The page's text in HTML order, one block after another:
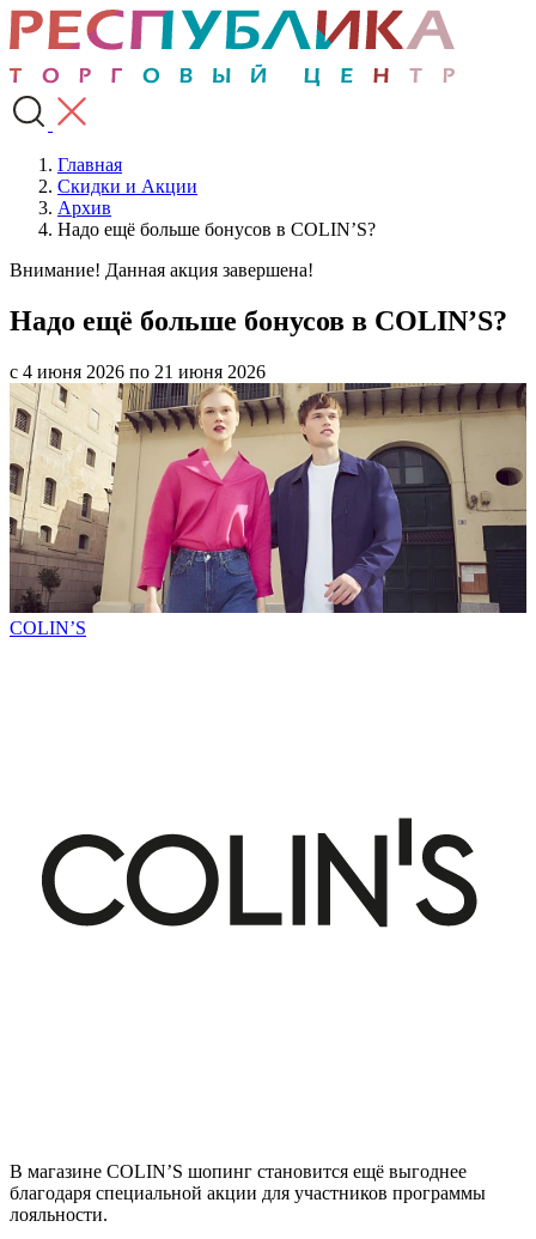
Главная
Скидки и Акции
Архив
Надо ещё больше бонусов в COLIN’S?
Внимание! Данная акция завершена!
Надо ещё больше бонусов в COLIN’S?
с 4 июня 2026 по 21 июня 2026
COLIN’S
В магазине COLIN’S шопинг становится ещё выгоднее
благодаря специальной акции для участников программы
лояльности.